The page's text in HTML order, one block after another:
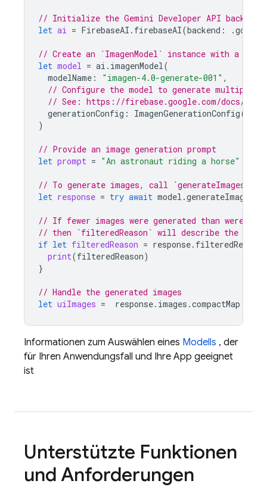
// Initialize the Gemini Developer API backend
let ai = FirebaseAI . firebaseAI(backend : .
// Create an `ImagenModel` instance with a
let model = ai . imagenModel(
modelName : "imagen-4.0-generate-001" ,
// Configure the model to generate multiple
// See: https://firebase.google.com/docs/ai-
generationConfig : ImagenGenerationConfig(
)
// Provide an image generation prompt
let prompt = "An astronaut riding a horse"
// To generate images, call `generateImages`
let response = try await model .generateImages
// If fewer images were generated than were
// then `filteredReason` will describe the
if let filteredReason = response. filteredReason
print(filteredReason)
}
// Handle the generated images
let uiImages = response. images .compactMap
Informationen zum Auswählen eines Modells , der
für Ihren Anwendungsfall und Ihre App geeignet
ist
Unterstützte Funktionen
und Anforderungen